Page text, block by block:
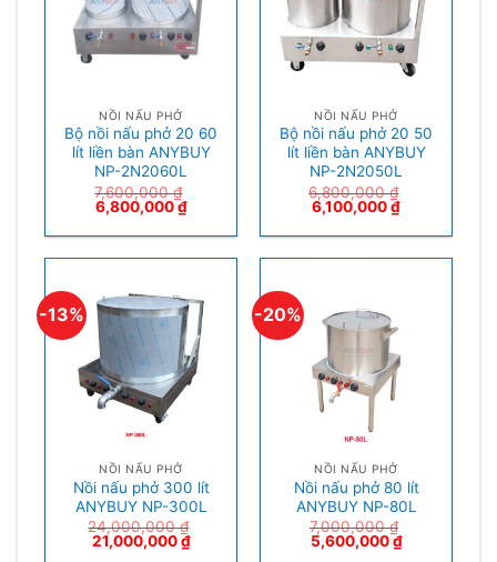
NỒI NẤU PHỞ
Bộ nồi nấu phở 20 60
lít liền bàn ANYBUY
NP-2N2060L
7,600,000₫
6,800,000₫
NỒI NẤU PHỞ
Bộ nồi nấu phở 20 50
lít liền bàn ANYBUY
NP-2N2050L
6,800,000₫
6,100,000₫
-13%
NỒI NẤU PHỞ
Nồi nấu phở 300 lít
ANYBUY NP-300L
24,000,000₫
21,000,000₫
-20%
NỒI NẤU PHỞ
Nồi nấu phở 80 lít
ANYBUY NP-80L
7,000,000₫
5,600,000₫